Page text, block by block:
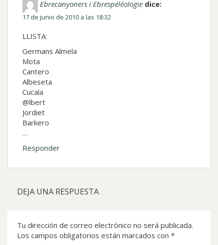
Ebrecanyoners i Ebrespéléologie dice:
17 de junio de 2010 a las 18:32
LLISTA:
Germans Almela
Mota
Cantero
Albeseta
Cucala
@lbert
Jordiet
Barkero
…
Responder
DEJA UNA RESPUESTA
Tu dirección de correo electrónico no será publicada.
Los campos obligatorios están marcados con *